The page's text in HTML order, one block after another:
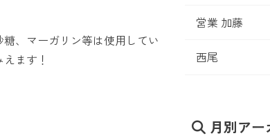
、マーガリン等は使用してい
ます！
営業 加藤
西尾
月別アー